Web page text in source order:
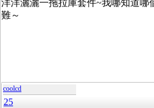
洋洋灑灑一拖拉庫套件~我哪知道
難～
coolcd
25